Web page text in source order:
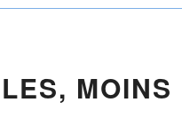
MOINS